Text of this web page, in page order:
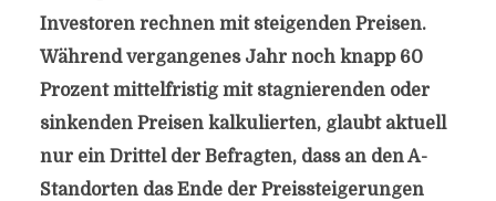
Investoren rechnen mit steigenden Preisen.
Während vergangenes Jahr noch knapp 60
Prozent mittelfristig mit stagnierenden oder
sinkenden Preisen kalkulierten, glaubt aktuell
nur ein Drittel der Befragten, dass an den A-
Standorten das Ende der Preissteigerungen